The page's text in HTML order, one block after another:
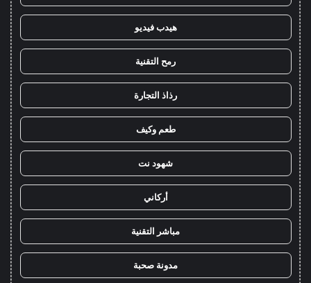
هيدب فيديو
رمح التقنية
رذاذ التجارة
طعم وكيف
شهود نت
أركاني
مباشر التقنية
مدونة صحبة